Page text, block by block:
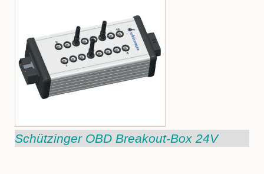
Schützinger OBD Breakout-Box 24V